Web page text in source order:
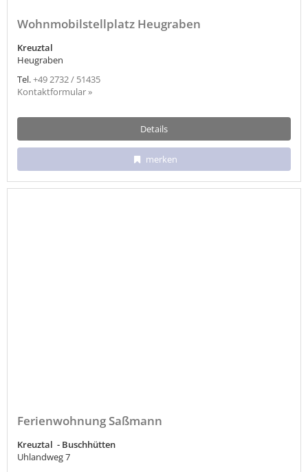
Wohnmobilstellplatz Heugraben
Kreuztal
Heugraben
Tel.+49 2732 / 51435
Kontaktformular »
Details
merken
Ferienwohnung Saßmann
Kreuztal - Buschhütten
Uhlandweg 7